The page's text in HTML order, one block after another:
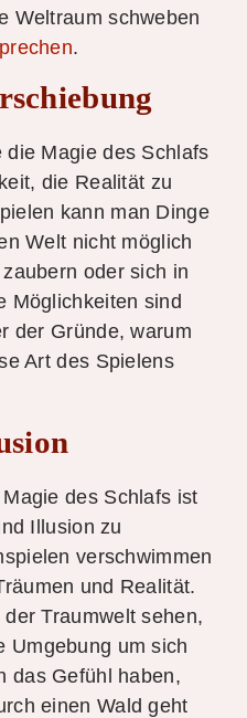
Weltraum schweben
.
Magie des Schlafs
die Realität zu
kann man Dinge
Welt nicht möglich
oder sich in
Möglichkeiten sind
der Gründe, warum
Art des Spielens
des Schlafs ist
Illusion zu
verschwimmen
und Realität.
Traumwelt sehen,
Umgebung um sich
das Gefühl haben,
einen Wald geht